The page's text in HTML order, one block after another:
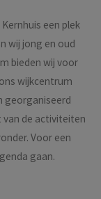
een plek
wij jong en oud
bieden wij voor
wijkcentrum
georganiseerd
van de activiteiten
Voor een
gaan.